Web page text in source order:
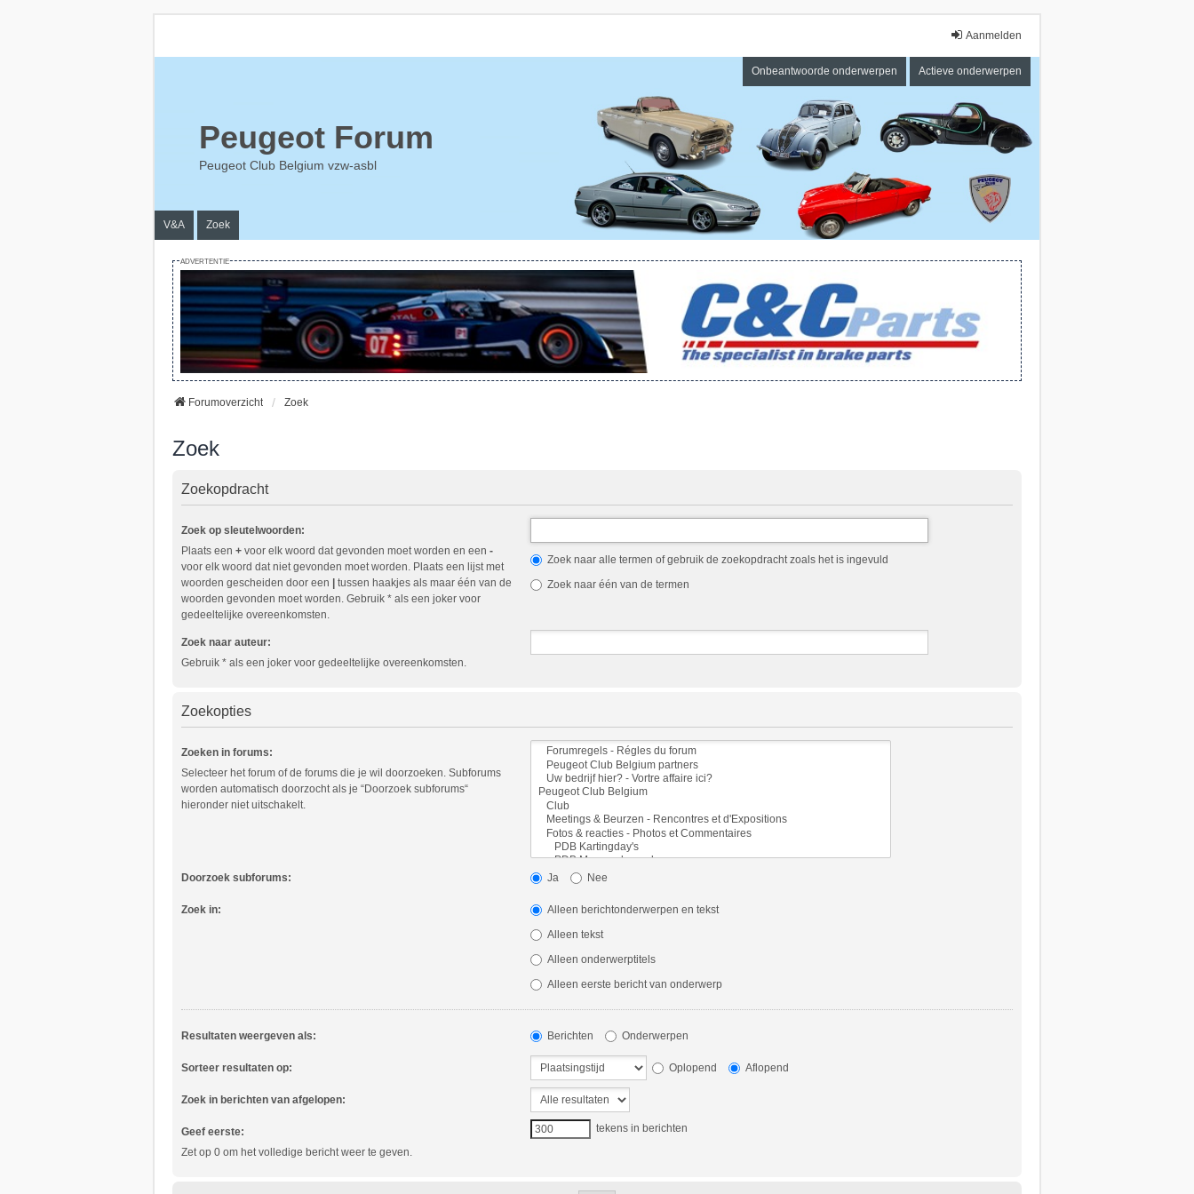
Aanmelden
Onbeantwoorde onderwerpen Actieve onderwerpen
Peugeot Forum
Peugeot Club Belgium vzw-asbl
V&A Zoek
ADVERTENTIE
Forumoverzicht Zoek
Zoek
Zoekopdracht
Zoek op sleutelwoorden:
Plaats een + voor elk woord dat gevonden moet worden en een -
voor elk woord dat niet gevonden moet worden. Plaats een lijst met
woorden gescheiden door een
tussen haakjes als maar één van de
woorden gevonden moet worden. Gebruik * als een joker voor
gedeeltelijke overeenkomsten.
Zoek naar alle termen of gebruik de zoekopdracht zoals het is ingevuld
Zoek naar één van de termen
Zoek naar auteur:
Gebruik * als een joker voor gedeeltelijke overeenkomsten.
Zoekopties
Zoeken in forums:
Selecteer het forum of de forums die je wil doorzoeken. Subforums
worden automatisch doorzocht als je “Doorzoek subforums“
hieronder niet uitschakelt.
Doorzoek subforums: Ja Nee
Zoek in:
Alleen berichtonderwerpen en tekst
Alleen tekst
Alleen onderwerptitels
Alleen eerste bericht van onderwerp
Resultaten weergeven als: Berichten Onderwerpen
Sorteer resultaten op: Oplopend Aflopend
Zoek in berichten van afgelopen:
Geef eerste:
Zet op 0 om het volledige bericht weer te geven.
tekens in berichten